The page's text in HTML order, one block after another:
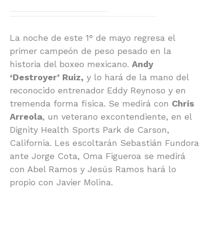
La noche de este 1° de mayo regresa el
primer campeón de peso pesado en la
historia del boxeo mexicano. Andy
‘Destroyer’ Ruiz, y lo hará de la mano del
reconocido entrenador Eddy Reynoso y en
tremenda forma física. Se medirá con Chris
Arreola, un veterano excontendiente, en el
Dignity Health Sports Park de Carson,
California. Les escoltarán Sebastián Fundora
ante Jorge Cota, Oma Figueroa se medirá
con Abel Ramos y Jesús Ramos hará lo
propio con Javier Molina.